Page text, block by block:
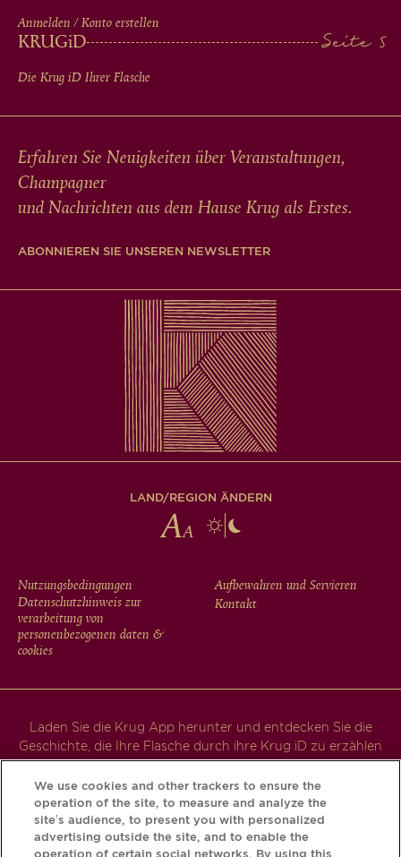
Anmelden / Konto erstellen
KRUGiD
Die Krug iD Ihrer Flasche
Erfahren Sie Neuigkeiten über Veranstaltungen,
Champagner
und Nachrichten aus dem Hause Krug als Erstes.
ABONNIEREN SIE UNSEREN NEWSLETTER
LAND/REGION ÄNDERN
FOOTER
MENU
Nutzungsbedingungen
Datenschutzhinweis zur
verarbeitung von
personenbezogenen daten &
cookies
Aufbewahren und Servieren
Kontakt
Laden Sie die Krug App herunter und entdecken Sie die
Geschichte, die Ihre Flasche durch ihre Krug iD zu erzählen
hat.
We use cookies and other trackers to ensure the
operation of the site, to measure and analyze the
site’s audience, to present you with personalized
advertising outside the site, and to enable the
operation of certain social networks. By using this